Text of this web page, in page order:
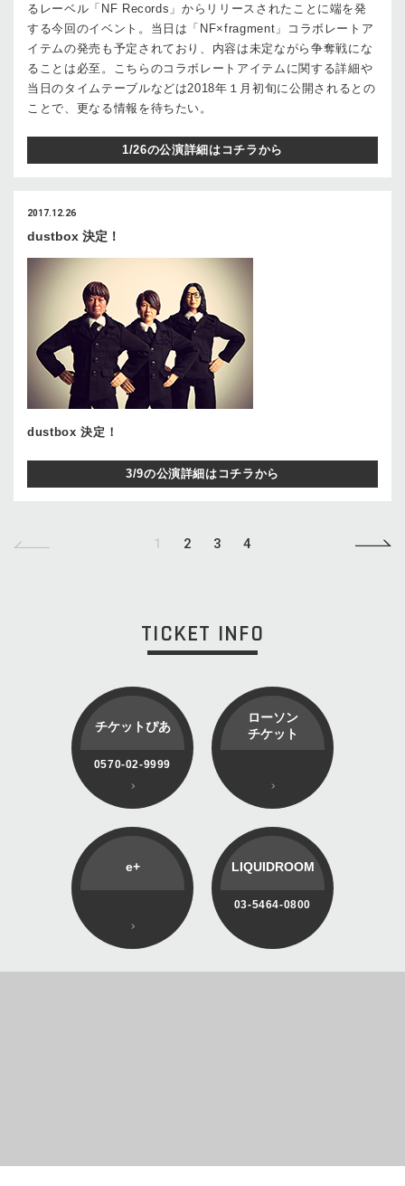
るレーベル「NF Records」からリリースされたことに端を発
する今回のイベント。当日は「NF×fragment」コラボレートア
イテムの発売も予定されており、内容は未定ながら争奪戦にな
ることは必至。こちらのコラボレートアイテムに関する詳細や
当日のタイムテーブルなどは2018年１月初旬に公開されるとの
ことで、更なる情報を待ちたい。
1/26の公演詳細はコチラから
2017.12.26
dustbox 決定！
dustbox 決定！
3/9の公演詳細はコチラから
1 2 3 4
TICKET INFO
チケットぴあ
0570-02-9999
ローソン
チケット
e+ LIQUIDROOM
03-5464-0800